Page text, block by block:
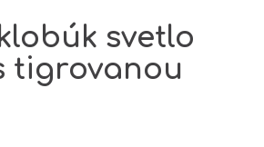
svetlo
tigrovanou